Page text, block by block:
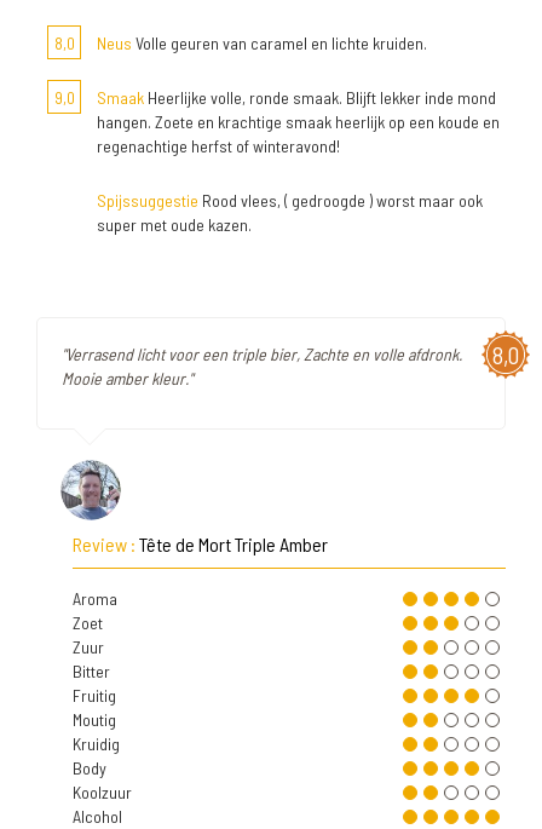
8,0 Neus Volle geuren van caramel en lichte kruiden.
9,0 Smaak Heerlijke volle, ronde smaak. Blijft lekker inde mond
hangen. Zoete en krachtige smaak heerlijk op een koude en
regenachtige herfst of winteravond!
Spijssuggestie Rood vlees, ( gedroogde ) worst maar ook
super met oude kazen.
8,0
"Verrasend licht voor een triple bier, Zachte en volle afdronk.
Mooie amber kleur."
Review : Tête de Mort Triple Amber
Aroma
Zoet
Zuur
Bitter
Fruitig
Moutig
Kruidig
Body
Koolzuur
Alcohol